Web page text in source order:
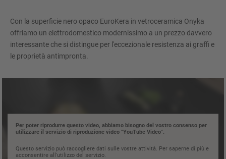
Con la superficie nero opaco EuroKera in vetroceramica Onyka
offriamo un elettrodomestico modernissimo a un prezzo davvero
interessante che si distingue per l'eccezionale resistenza ai graffi e
le proprietà antimpronta.
Per poter riprodurre questo video, abbiamo bisogno del vostro consenso per
utilizzare il servizio di riproduzione video "YouTube Video".
Questo servizio può raccogliere dati sulle vostre attività. Per saperne di più e
acconsentire all'utilizzo del servizio.